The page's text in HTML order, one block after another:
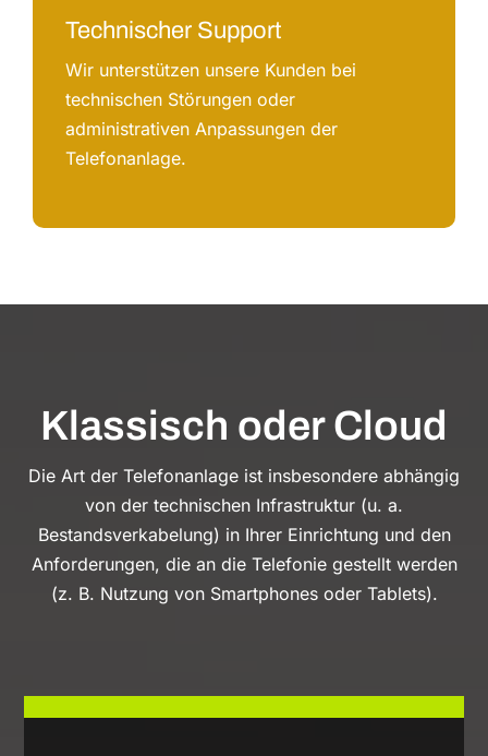
Technischer Support
Wir unterstützen unsere Kunden bei
technischen Störungen oder
administrativen Anpassungen der
Telefonanlage.
Klassisch oder Cloud
Die Art der Telefonanlage ist insbesondere abhängig
von der technischen Infrastruktur (u. a.
Bestandsverkabelung) in Ihrer Einrichtung und den
Anforderungen, die an die Telefonie gestellt werden
(z. B. Nutzung von Smartphones oder Tablets).